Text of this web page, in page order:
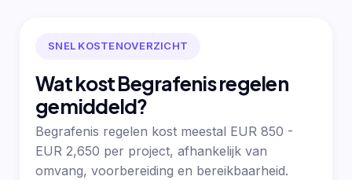
SNEL KOSTENOVERZICHT
Wat kost Begrafenis regelen
gemiddeld?
Begrafenis regelen kost meestal EUR 850 -
EUR 2,650 per project, afhankelijk van
omvang, voorbereiding en bereikbaarheid.